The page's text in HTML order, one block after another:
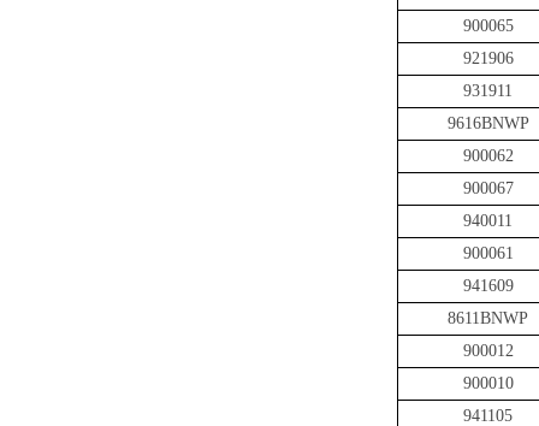
900065
921906
931911
9616BNWP
900062
900067
940011
900061
941609
8611BNWP
900012
900010
941105